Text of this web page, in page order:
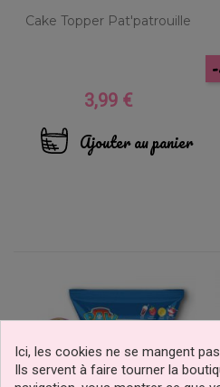
Cake Topper Pat'patrouille
Prix
3,99 €
Ajouter au panier
Ici, les cookies ne se mangent
Ils servent à faire tourner la